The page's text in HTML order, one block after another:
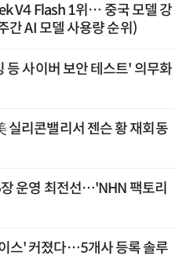
V4 Flash 1위… 중국 모델 강
AI 모델 사용량 순위)
등 사이버 보안 테스트' 의무화
실리콘밸리서 젠슨 황 재회동
운영 최전선…'NHN 팩토리
스' 커졌다…5개사 등록 솔루